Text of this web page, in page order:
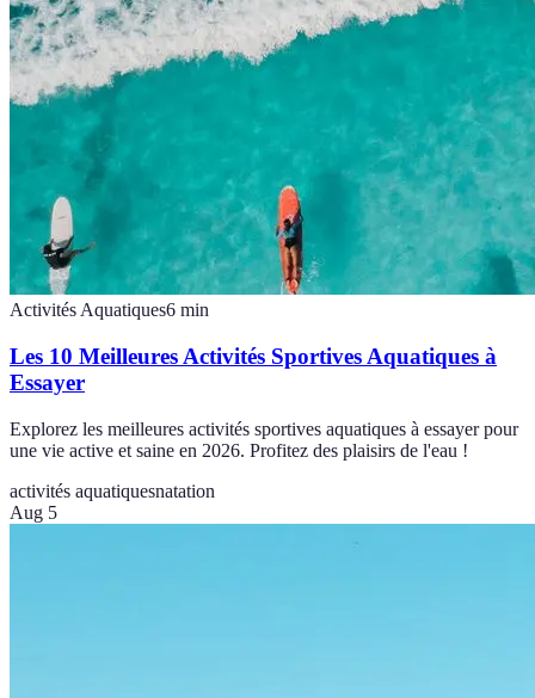
Activités Aquatiques6 min
Les 10 Meilleures Activités Sportives Aquatiques à
Essayer
Explorez les meilleures activités sportives aquatiques à essayer pour
une vie active et saine en 2026. Profitez des plaisirs de l'eau !
activités aquatiquesnatation
Aug 5